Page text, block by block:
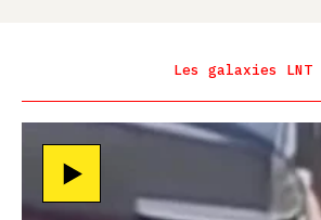
Les galaxies LNT